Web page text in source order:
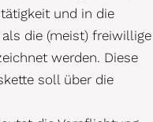
und in die
die (meist) freiwillige
werden. Diese
soll über die